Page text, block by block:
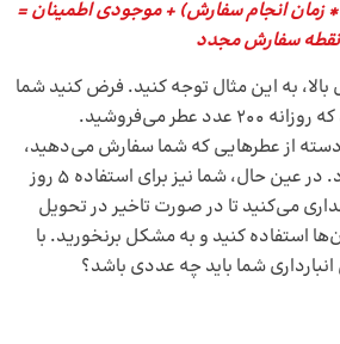
زمان انجام سفارش) + موجودی اطمینان =
نقطه سفارش مجدد
بالا، به این مثال توجه کنید. فرض کنید شما
یک فروشنده عطر هستید که روزانه 200 عدد عطر می‌فروشید.
دسته از عطرهایی که شما سفارش می‌دهید،
به یک هفته زمان نیاز دارد. در عین حال، شما نیز برای استفاده 5 روز
می‌کنید تا در صورت تاخیر در تحویل
استفاده کنید و به مشکل برنخورید. با
شما باید چه عددی باشد؟